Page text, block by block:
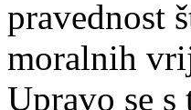
pravednost
moralnih
Upravo se